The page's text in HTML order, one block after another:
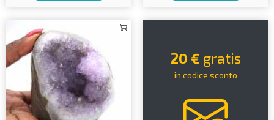
20 € gratis
in codice sconto